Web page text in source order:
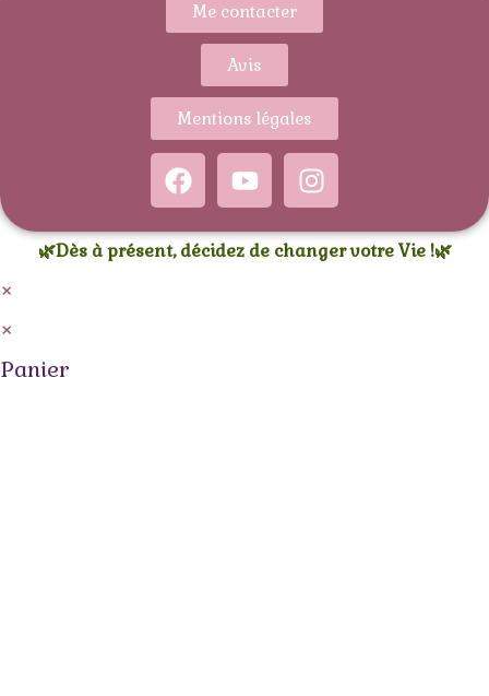
Me contacter
Avis
Mentions légales
🌿Dès à présent, décidez de changer votre Vie !🌿
×
×
Panier